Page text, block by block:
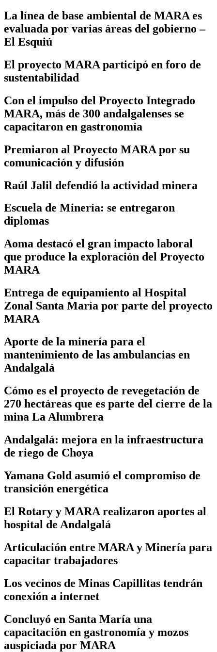
La línea de base ambiental de MARA es
evaluada por varias áreas del gobierno –
El Esquiú
El proyecto MARA participó en foro de
sustentabilidad
Con el impulso del Proyecto Integrado
MARA, más de 300 andalgalenses se
capacitaron en gastronomía
Premiaron al Proyecto MARA por su
comunicación y difusión
Raúl Jalil defendió la actividad minera
Escuela de Minería: se entregaron
diplomas
Aoma destacó el gran impacto laboral
que produce la exploración del Proyecto
MARA
Entrega de equipamiento al Hospital
Zonal Santa María por parte del proyecto
MARA
Aporte de la minería para el
mantenimiento de las ambulancias en
Andalgalá
Cómo es el proyecto de revegetación de
270 hectáreas que es parte del cierre de la
mina La Alumbrera
Andalgalá: mejora en la infraestructura
de riego de Choya
Yamana Gold asumió el compromiso de
transición energética
El Rotary y MARA realizaron aportes al
hospital de Andalgalá
Articulación entre MARA y Minería para
capacitar trabajadores
Los vecinos de Minas Capillitas tendrán
conexión a internet
Concluyó en Santa María una
capacitación en gastronomía y mozos
auspiciada por MARA